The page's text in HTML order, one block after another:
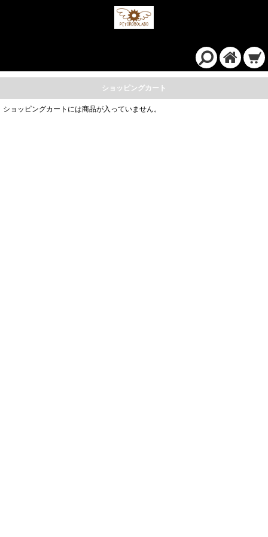
ショッピングカート
ショッピングカートには商品が入っていません。